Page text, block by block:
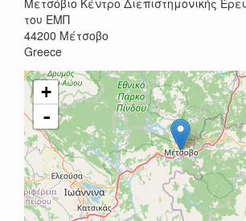
Μετσόβιο Κέντρο Διεπιστημονικής
του ΕΜΠ
44200 Μέτσοβο
Greece
+
-